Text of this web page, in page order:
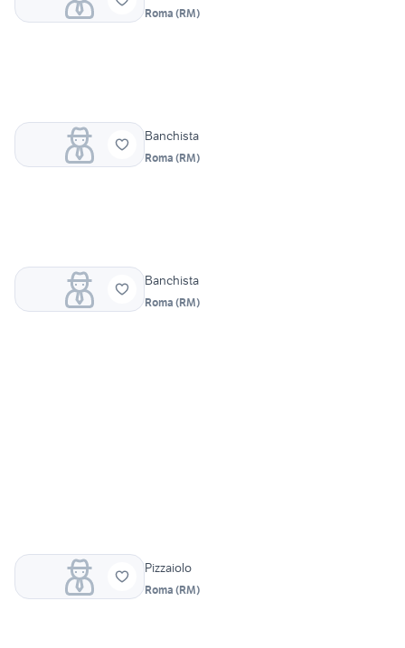
Roma (RM)
Banchista
Roma (RM)
Banchista
Roma (RM)
Pizzaiolo
Roma (RM)